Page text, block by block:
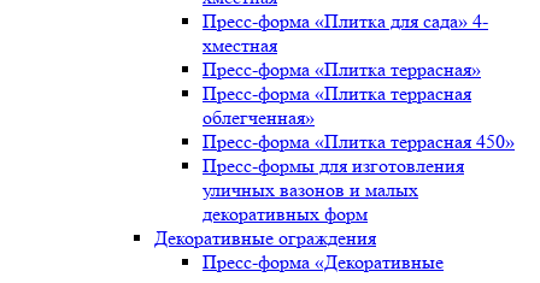
Пресс-форма «Плитка для сада» 4-
хместная
Пресс-форма «Плитка террасная»
Пресс-форма «Плитка террасная
облегченная»
Пресс-форма «Плитка террасная 450»
Пресс-формы для изготовления
уличных вазонов и малых
декоративных форм
Декоративные ограждения
Пресс-форма «Декоративные